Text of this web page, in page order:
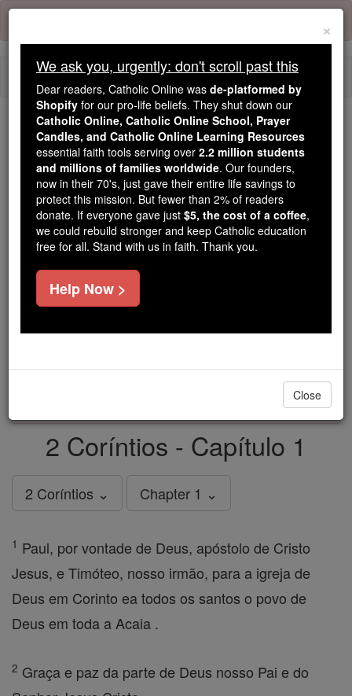
Skip
content
We ask you, urgently: don't scroll past this
Dear readers, Catholic Online
wasde-platformed by Shopify
for our pro-life beliefs. They
shut down ourCatholic
Online, Catholic Online School, Prayer Candles, and
tools serving over
families worldwide. Our founders, now in their 70's,
and keep Catholic education free for all. Stand with us
2 Coríntios - Capítulo 1
2 Coríntios ⌄ Chapter 1 ⌄
1 Paul, por vontade de Deus, apóstolo de Cristo
Jesus, e Timóteo, nosso irmão, para a igreja de
Deus em Corinto ea todos os santos o povo de
Deus em toda a Acaia .
2 Graça e paz da parte de Deus nosso Pai e do
×
We ask you, urgently: don't scroll past this
Dear readers, Catholic Online was de-platformed by
Shopify for our pro-life beliefs. They shut down our
Catholic Online, Catholic Online School, Prayer
Candles, and Catholic Online Learning Resources
essential faith tools serving over 2.2 million students
and millions of families worldwide. Our founders,
now in their 70's, just gave their entire life savings to
protect this mission. But fewer than 2% of readers
donate. If everyone gave just $5, the cost of a coffee,
we could rebuild stronger and keep Catholic education
free for all. Stand with us in faith. Thank you.
Help Now >
Close